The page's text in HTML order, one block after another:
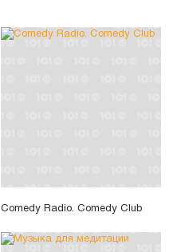
Comedy Radio. Comedy Club